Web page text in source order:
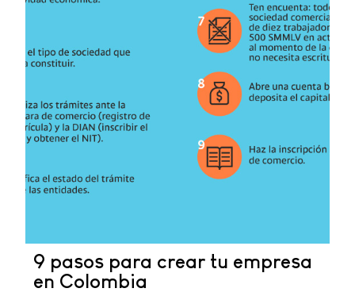
9 pasos para crear tu empresa
en Colombia